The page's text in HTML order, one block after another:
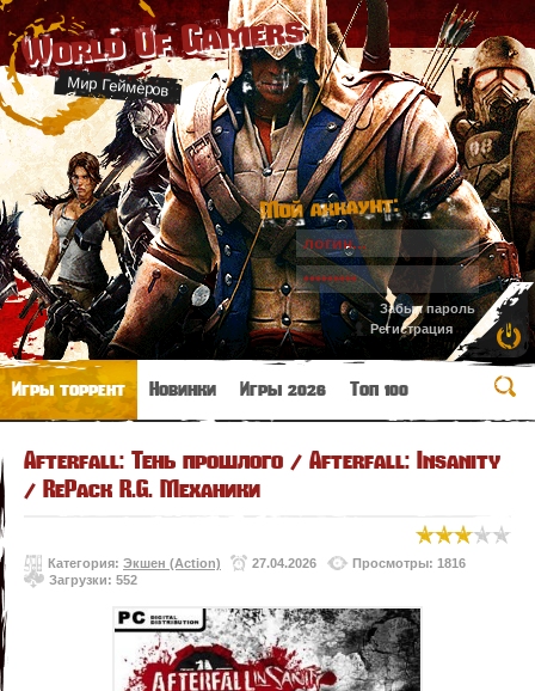
World Of Gamers
Мир Геймеров
Мой аккаунт:
Забыл пароль
Регистрация
Игры торрент Новинки Игры 2026 Топ 100
Afterfall: Тень прошлого / Afterfall: Insanity
/ RePack R.G. Механики
Категория: Экшен (Action) 27.04.2026
Просмотры: 1816
Загрузки: 552